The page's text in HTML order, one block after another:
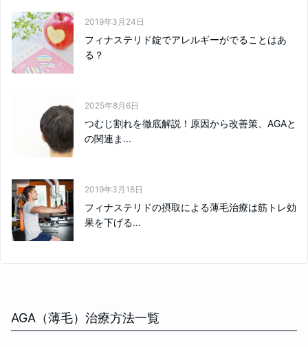
2019年3月24日
フィナステリド錠でアレルギーがでることはあ
る？
2025年8月6日
つむじ割れを徹底解説！原因から改善策、AGAと
の関連ま...
2019年3月18日
フィナステリドの摂取による薄毛治療は筋トレ効
果を下げる...
AGA（薄毛）治療方法一覧